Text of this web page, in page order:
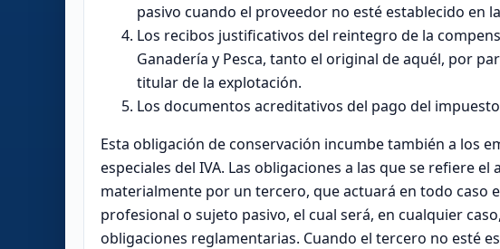
pasivo cuando el proveedor no esté establecido en
Los recibos justificativos del reintegro de la
Ganadería y Pesca, tanto el original de aquél, por
titular de la explotación.
Los documentos acreditativos del pago del
Esta obligación de conservación incumbe también a los
especiales del IVA. Las obligaciones a las que se refiere
materialmente por un tercero, que actuará en todo caso
profesional o sujeto pasivo, el cual será, en cualquier
obligaciones reglamentarias. Cuando el tercero no esté